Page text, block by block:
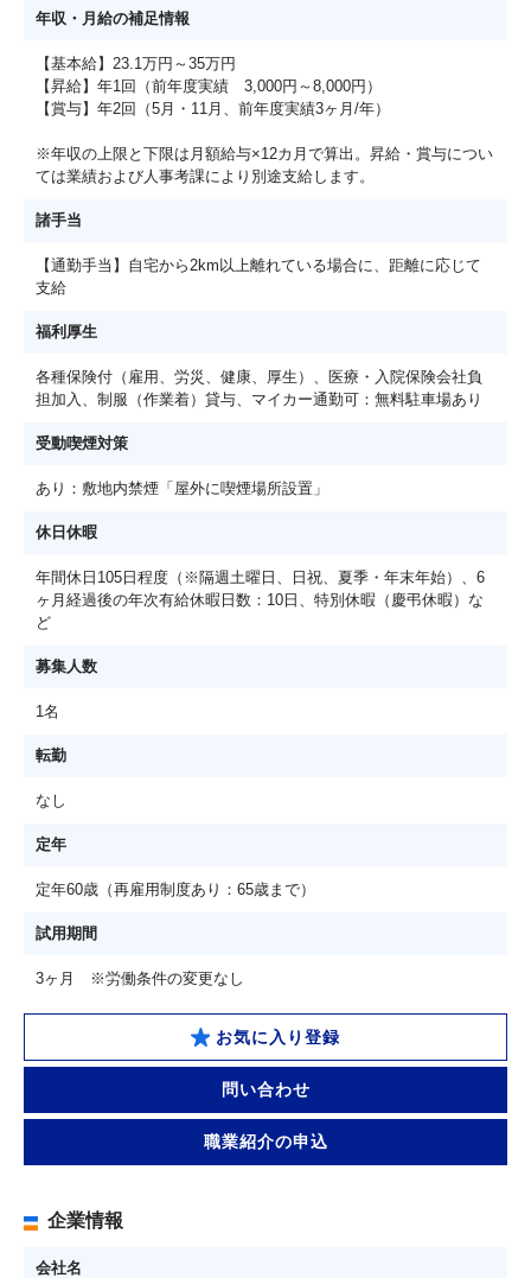
年収・月給の補足情報
【基本給】23.1万円～35万円
【昇給】年1回（前年度実績 3,000円～8,000円）
【賞与】年2回（5月・11月、前年度実績3ヶ月/年）
※年収の上限と下限は月額給与×12カ月で算出。昇給・賞与につい
ては業績および人事考課により別途支給します。
諸手当
【通勤手当】自宅から2km以上離れている場合に、距離に応じて
支給
福利厚生
各種保険付（雇用、労災、健康、厚生）、医療・入院保険会社負
担加入、制服（作業着）貸与、マイカー通勤可：無料駐車場あり
受動喫煙対策
あり：敷地内禁煙「屋外に喫煙場所設置」
休日休暇
年間休日105日程度（※隔週土曜日、日祝、夏季・年末年始）、6
ヶ月経過後の年次有給休暇日数：10日、特別休暇（慶弔休暇）な
ど
募集人数
1名
転勤
なし
定年
定年60歳（再雇用制度あり：65歳まで）
試用期間
3ヶ月 ※労働条件の変更なし
お気に入り登録
問い合わせ
職業紹介の申込
企業情報
会社名